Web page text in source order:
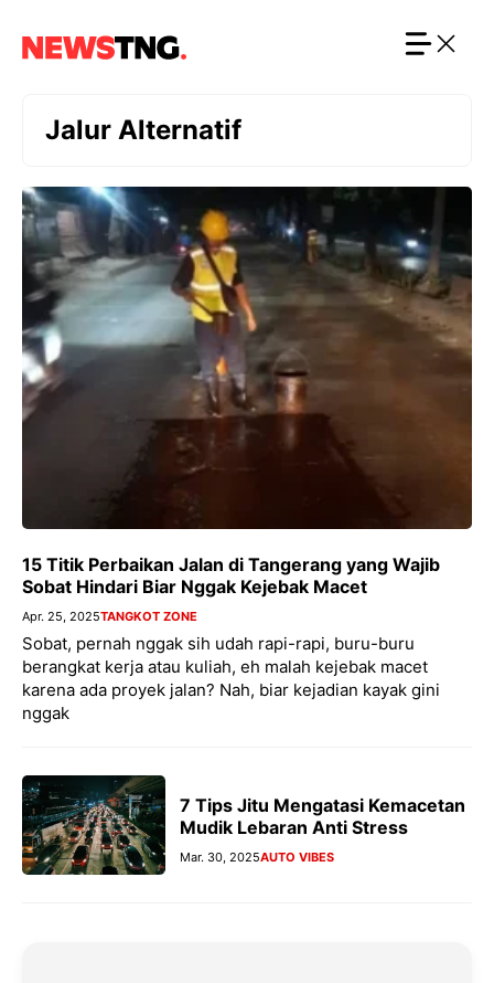
Jalur Alternatif
15 Titik Perbaikan Jalan di Tangerang yang Wajib
Sobat Hindari Biar Nggak Kejebak Macet
Apr. 25, 2025TANGKOT ZONE
Sobat, pernah nggak sih udah rapi-rapi, buru-buru
berangkat kerja atau kuliah, eh malah kejebak macet
karena ada proyek jalan? Nah, biar kejadian kayak gini
nggak
7 Tips Jitu Mengatasi Kemacetan
Mudik Lebaran Anti Stress
Mar. 30, 2025AUTO VIBES